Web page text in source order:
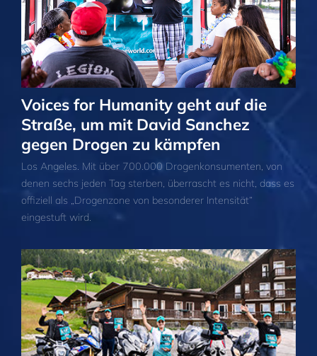
Voices for Humanity geht auf die
Straße, um mit David Sanchez
gegen Drogen zu kämpfen
Los Angeles. Mit über 700.000 Drogenkonsumenten, von
denen sechs jeden Tag sterben, überrascht es nicht, dass es
offiziell als „Drogenzone von besonderer Intensität“
eingestuft wird.